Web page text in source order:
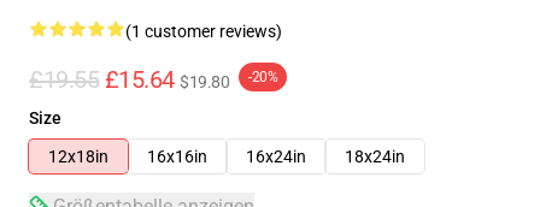
(1 customer reviews)
£19.55 £15.64 $19.80 -20%
Size
12x18in
16x16in 16x24in 18x24in